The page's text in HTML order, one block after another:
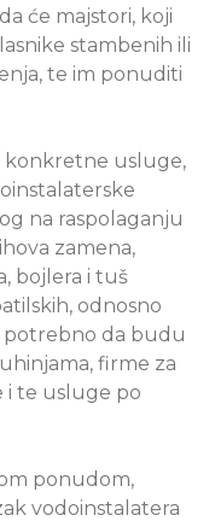
će majstori, koji
stambenih ili
te im ponuditi
konkretne usluge,
na raspolaganju
zamena,
bojlera i tuš
odnosno
potrebno da budu
firme za
i te usluge po
ponudom,
vodoinstalatera